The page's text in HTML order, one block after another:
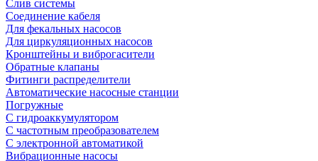
Слив системы
Соединение кабеля
Для фекальных насосов
Для циркуляционных насосов
Кронштейны и виброгасители
Обратные клапаны
Фитинги распределители
Автоматические насосные станции
Погружные
С гидроаккумулятором
С частотным преобразователем
С электронной автоматикой
Вибрационные насосы